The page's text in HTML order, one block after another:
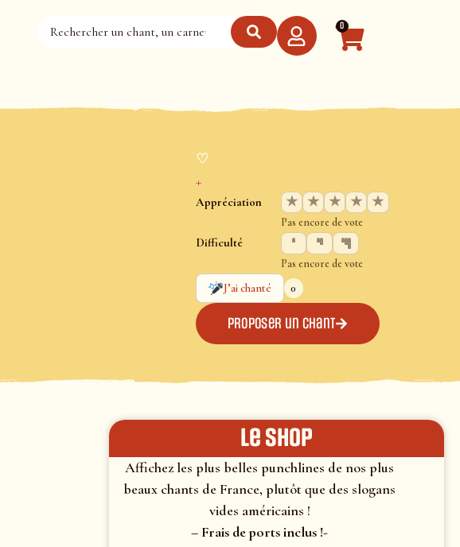
0
♡
+
Appréciation ★ ★ ★ ★ ★
Pas encore de vote
Difficulté
Pas encore de vote
J’ai chanté
0
Proposer un chant
le shop
Affichez les plus belles punchlines de nos plus
beaux chants de France, plutôt que des slogans
vides américains !
– Frais de ports inclus !-